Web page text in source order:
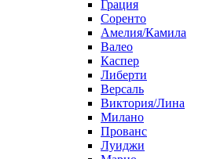
Грация
Соренто
Амелия/Камила
Валео
Каспер
Либерти
Версаль
Виктория/Лина
Милано
Прованс
Луиджи